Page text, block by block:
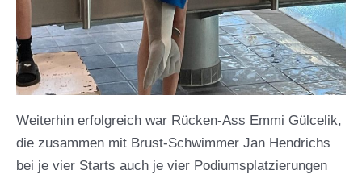
Weiterhin erfolgreich war Rücken-Ass Emmi Gülcelik,
die zusammen mit Brust-Schwimmer Jan Hendrichs
bei je vier Starts auch je vier Podiumsplatzierungen